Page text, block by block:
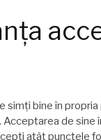
simți bine în
de sine
atât punctele